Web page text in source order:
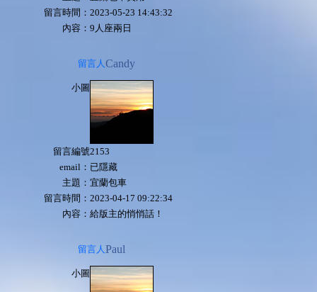
留言時間： 2023-05-23 14:43:32
內容： 9人座兩日
留言人Candy
小圖
留言編號2153
email： 已隱藏
主題： 宜蘭包車
留言時間： 2023-04-17 09:22:34
內容： 給版主的悄悄話！
留言人Paul
小圖